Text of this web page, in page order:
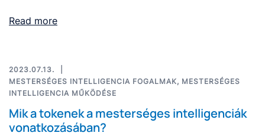
Read more
2023.07.13.
MESTERSÉGES INTELLIGENCIA FOGALMAK, MESTERSÉGES
INTELLIGENCIA MŰKÖDÉSE
Mik a tokenek a mesterséges intelligenciák
vonatkozásában?